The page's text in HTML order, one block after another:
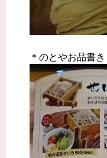
＊のとやお品書き